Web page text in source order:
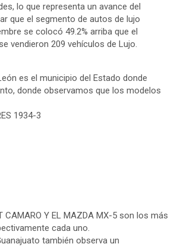
lo que representa un avance del
que el segmento de autos de lujo
se colocó 49.2% arriba que el
vendieron 209 vehículos de Lujo.
es el municipio del Estado donde
donde observamos que los modelos
1934-3
CAMARO Y EL MAZDA MX-5 son los más
cada uno.
también observa un